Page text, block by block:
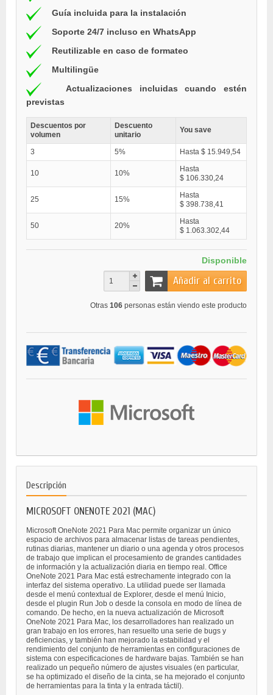
Guía incluida para la instalación
Soporte 24/7 incluso en WhatsApp
Reutilizable en caso de formateo
Multilingüe
Actualizaciones incluidas cuando estén
previstas
Descuentos por
volumen
Descuento
unitario
You save
3 5% Hasta $ 15.949,54
10 10%
Hasta
$ 106.330,24
25 15%
Hasta
$ 398.738,41
50 20%
Hasta
$ 1.063.302,44
Disponible
Añadir al carrito
Otras 106 personas están viendo este producto
Descripción
MICROSOFT ONENOTE 2021 (MAC)
Microsoft OneNote 2021 Para Mac permite organizar un único
espacio de archivos para almacenar listas de tareas pendientes,
rutinas diarias, mantener un diario o una agenda y otros procesos
de trabajo que implican el procesamiento de grandes cantidades
de información y la actualización diaria en tiempo real. Office
OneNote 2021 Para Mac está estrechamente integrado con la
interfaz del sistema operativo. La utilidad puede ser llamada
desde el menú contextual de Explorer, desde el menú Inicio,
desde el plugin Run Job o desde la consola en modo de línea de
comando. De hecho, en la nueva actualización de Microsoft
OneNote 2021 Para Mac, los desarrolladores han realizado un
gran trabajo en los errores, han resuelto una serie de bugs y
deficiencias, y también han mejorado la estabilidad y el
rendimiento del conjunto de herramientas en configuraciones de
sistema con especificaciones de hardware bajas. También se han
realizado un pequeño número de ajustes visuales (en particular,
se ha optimizado el diseño de la cinta, se ha mejorado el conjunto
de herramientas para la tinta y la entrada táctil).